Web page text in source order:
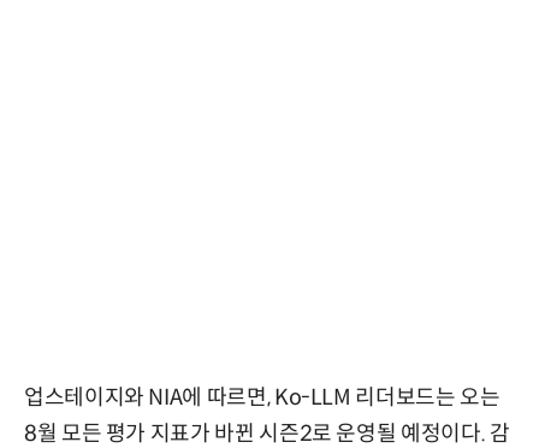
업스테이지와 NIA에 따르면, Ko-LLM 리더보드는 오는
8월 모든 평가 지표가 바뀐 시즌2로 운영될 예정이다. 감